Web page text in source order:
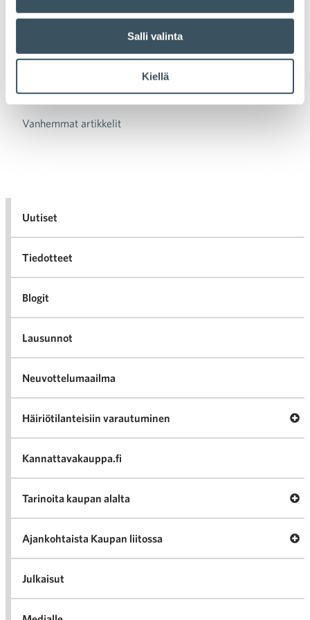
Salli valinta
Kiellä
tärkeään vientivetoiseen
työmarkkinamalliin ja haluaa myös pitää
kiinni toimialan edellytyksistä työllistää.
Vanhemmat artikkelit
Uutiset
Tiedotteet
Blogit
Lausunnot
Neuvottelumaailma
Häiriötilanteisiin varautuminen
Kannattavakauppa.fi
Tarinoita kaupan alalta
Ajankohtaista Kaupan liitossa
Julkaisut